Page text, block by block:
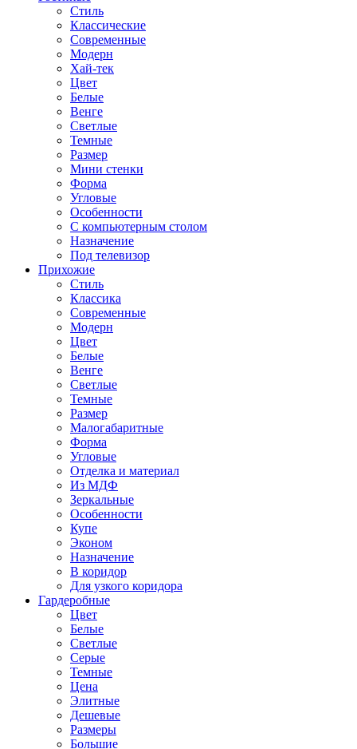
Стиль
Классические
Современные
Модерн
Хай-тек
Цвет
Белые
Венге
Светлые
Темные
Размер
Мини стенки
Форма
Угловые
Особенности
С компьютерным столом
Назначение
Под телевизор
Прихожие
Стиль
Классика
Современные
Модерн
Цвет
Белые
Венге
Светлые
Темные
Размер
Малогабаритные
Форма
Угловые
Отделка и материал
Из МДФ
Зеркальные
Особенности
Купе
Эконом
Назначение
В коридор
Для узкого коридора
Гардеробные
Цвет
Белые
Светлые
Серые
Темные
Цена
Элитные
Дешевые
Размеры
Большие